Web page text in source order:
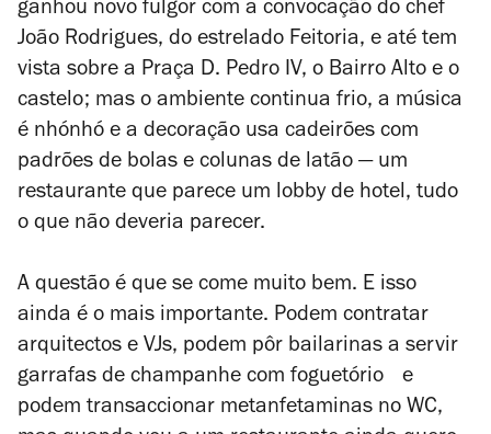
ganhou novo fulgor com a convocação do chef
João Rodrigues, do estrelado Feitoria, e até tem
vista sobre a Praça D. Pedro IV, o Bairro Alto e o
castelo; mas o ambiente continua frio, a música
é nhónhó e a decoração usa cadeirões com
padrões de bolas e colunas de latão — um
restaurante que parece um lobby de hotel, tudo
o que não deveria parecer.
A questão é que se come muito bem. E isso
ainda é o mais importante. Podem contratar
arquitectos e VJs, podem pôr bailarinas a servir
garrafas de champanhe com foguetório e
podem transaccionar metanfetaminas no WC,